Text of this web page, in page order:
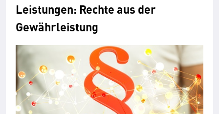
Leistungen: Rechte aus der
Gewährleistung